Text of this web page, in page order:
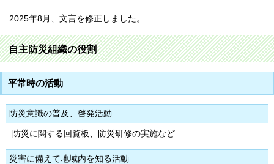
2025年8月、文言を修正しました。
自主防災組織の役割
平常時の活動
防災意識の普及、啓発活動
防災に関する回覧板、防災研修の実施など
災害に備えて地域内を知る活動